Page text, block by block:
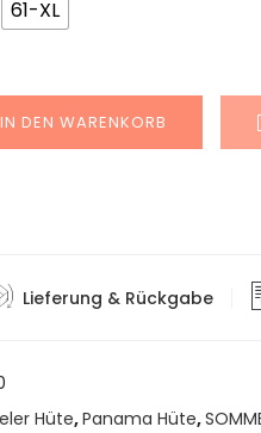
61-XL
IN DEN WARENKORB
Lieferung & Rückgabe
Hüte,Panama Hüte,